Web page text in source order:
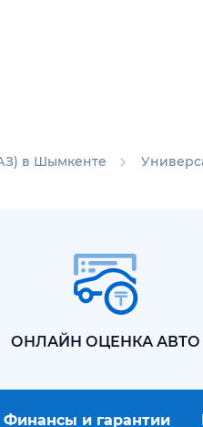
в Шымкенте
ОНЛАЙН ОЦЕНКА АВТО
Финансы и гарантии